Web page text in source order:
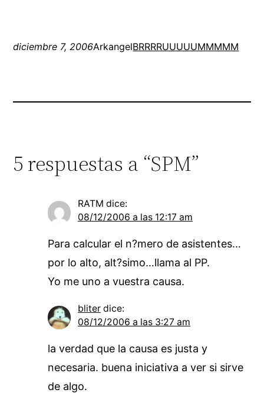
diciembre 7, 2006ArkangelBRRRRUUUUUMMMMM
5 respuestas a “SPM”
RATM dice:
08/12/2006 a las 12:17 am
Para calcular el n?mero de asistentes…
por lo alto, alt?simo…llama al PP.
Yo me uno a vuestra causa.
bliter dice:
08/12/2006 a las 3:27 am
la verdad que la causa es justa y
necesaria. buena iniciativa a ver si sirve
de algo.